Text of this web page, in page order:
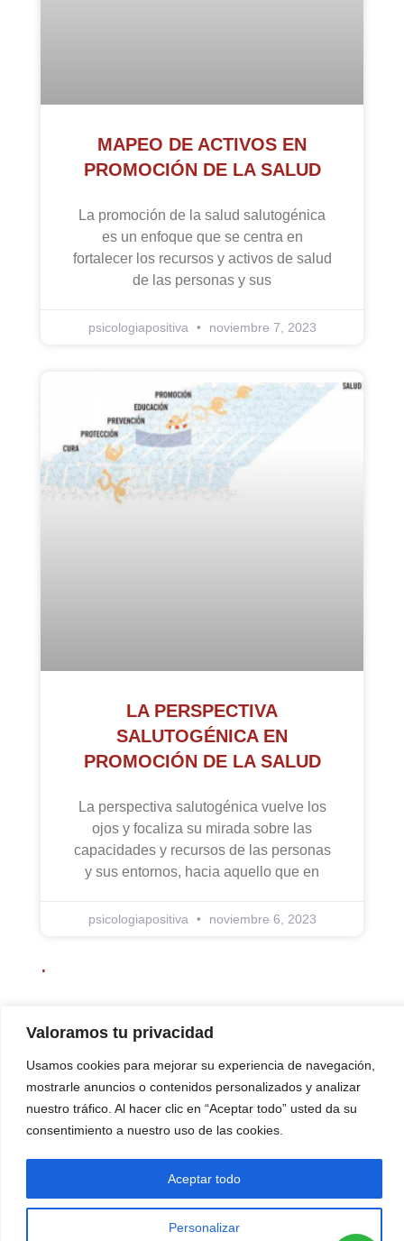
Valoramos tu privacidad
Usamos cookies para mejorar su experiencia de navegación,
mostrarle anuncios o contenidos personalizados y analizar
nuestro tráfico. Al hacer clic en “Aceptar todo” usted da su
consentimiento a nuestro uso de las cookies.
Personalizar
Aceptar todo
MAPEO DE ACTIVOS EN
PROMOCIÓN DE LA SALUD
La promoción de la salud salutogénica
es un enfoque que se centra en
fortalecer los recursos y activos de salud
de las personas y sus
psicologiapositiva noviembre 7, 2023
LA PERSPECTIVA
SALUTOGÉNICA EN
PROMOCIÓN DE LA SALUD
La perspectiva salutogénica vuelve los
ojos y focaliza su mirada sobre las
capacidades y recursos de las personas
y sus entornos, hacia aquello que en
psicologiapositiva noviembre 6, 2023
.
639764065 Tratamiento online correo
Privacidad y protección de datos